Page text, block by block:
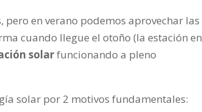
en verano podemos aprovechar las
cuando llegue el otoño (la estación en
solarfuncionando a pleno
solar por 2 motivos fundamentales: